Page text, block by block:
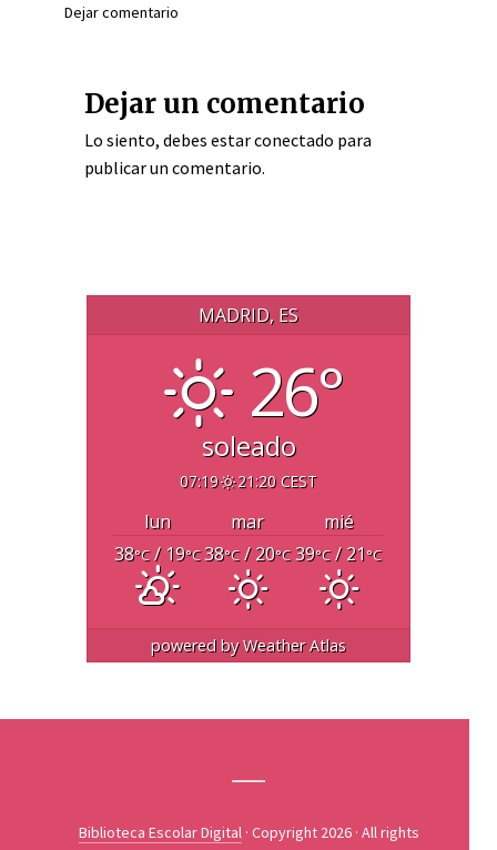
Dejar comentario
Dejar un comentario
Lo siento, debes estarconectado para
publicar un comentario.
MADRID, ES
26°
soleado
07:19 21:20 CEST
lun mar
mié
38°C/ 19°C38°C/ 20°C 39°C/ 21°C
powered byWeather Atlas
Biblioteca Escolar Digital · Copyright 2026 · All rights